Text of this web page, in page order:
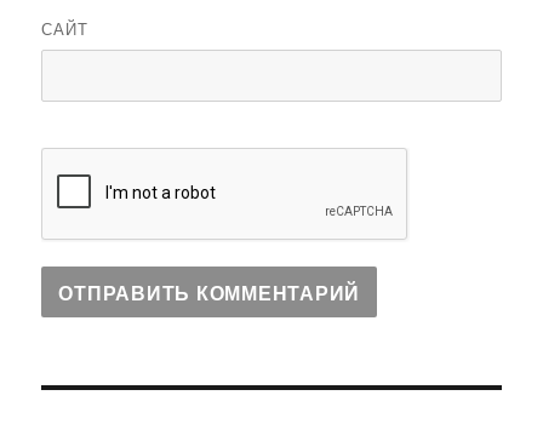
САЙТ